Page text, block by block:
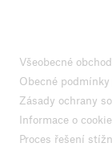
Všeobecné
Obecné
Zásady ochrany
Informace o
Proces řešení